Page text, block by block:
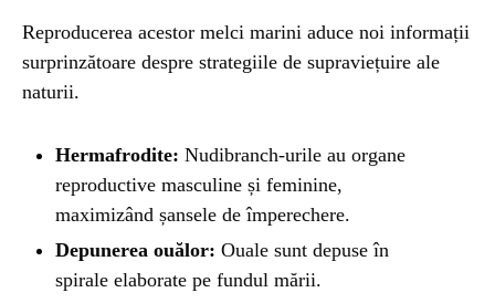
Reproducerea acestor melci marini aduce noi informații
surprinzătoare despre strategiile de supraviețuire ale
naturii.
Hermafrodite: Nudibranch-urile au organe
reproductive masculine și feminine,
maximizând șansele de împerechere.
Depunerea ouălor: Ouale sunt depuse în
spirale elaborate pe fundul mării.